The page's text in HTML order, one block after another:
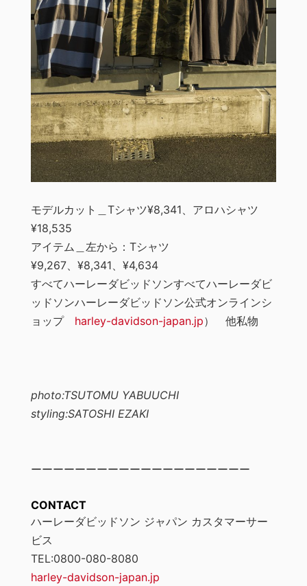
モデルカット＿Tシャツ¥8,341、アロハシャツ
¥18,535
アイテム＿左から：Tシャツ
¥9,267、¥8,341、¥4,634
すべてハーレーダビッドソンすべてハーレーダビ
ッドソンハーレーダビッドソン公式オンラインシ
ョップ harley-davidson-japan.jp） 他私物
photo:TSUTOMU YABUUCHI
styling:SATOSHI EZAKI
ーーーーーーーーーーーーーーーーーーーー
CONTACT
ハーレーダビッドソン ジャパン カスタマーサー
ビス
TEL:0800-080-8080
harley-davidson-japan.jp